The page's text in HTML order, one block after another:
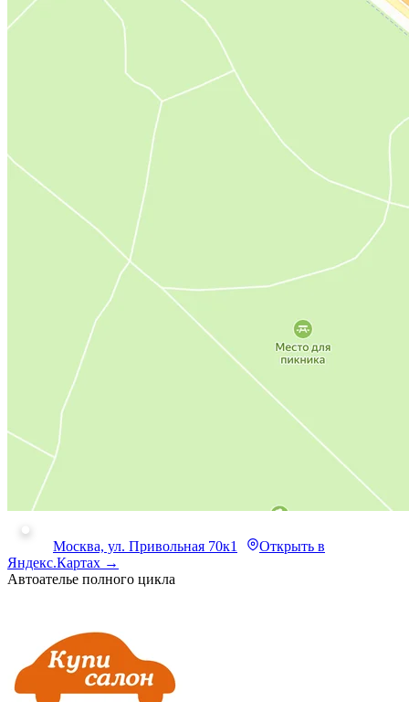
Москва, ул. Привольная 70к1
Открыть в
Яндекс.Картах →
Автоателье полного цикла